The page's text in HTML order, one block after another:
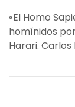
«El Homo
homínidos
Harari.